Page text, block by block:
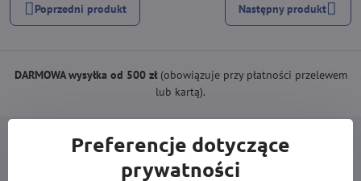
Poprzedni produkt Następny produkt
DARMOWA wysyłka od 500 zł(obowiązuje przy płatności przelewem
lub kartą).
Preferencje dotyczące
prywatności